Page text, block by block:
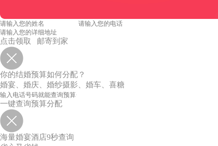
点击领取 邮寄到家
你的结婚预算如何分配？
婚宴、婚庆、婚纱摄影、婚车、喜糖
一键查询预算分配
海量婚宴酒店9秒查询